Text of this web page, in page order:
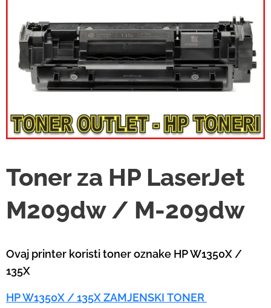
Toner za HP LaserJet
M209dw / M-209dw
Ovaj printer koristi toner oznake HP W1350X /
135X
HP W1350X / 135X ZAMJENSKI TONER